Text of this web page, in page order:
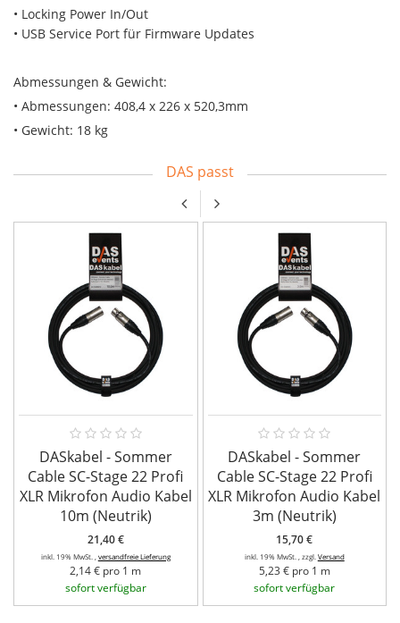
• Locking Power In/Out
• USB Service Port für Firmware Updates
Abmessungen & Gewicht:
• Abmessungen: 408,4 x 226 x 520,3mm
• Gewicht: 18 kg
DAS passt
DASkabel - Sommer
Cable SC-Stage 22 Profi
XLR Mikrofon Audio Kabel
10m (Neutrik)
21,40 €
inkl. 19% MwSt. , versandfreie Lieferung
2,14 € pro 1 m
sofort verfügbar
DASkabel - Sommer
Cable SC-Stage 22 Profi
XLR Mikrofon Audio Kabel
3m (Neutrik)
15,70 €
inkl. 19% MwSt. , zzgl. Versand
5,23 € pro 1 m
sofort verfügbar